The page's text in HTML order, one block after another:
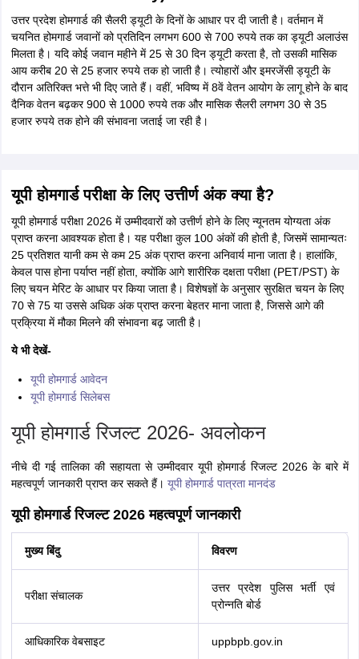
उत्तर प्रदेश होमगार्ड की सैलरी ड्यूटी के दिनों के आधार पर दी जाती है। वर्तमान में
चयनित होमगार्ड जवानों को प्रतिदिन लगभग 600 से 700 रुपये तक का ड्यूटी अलाउंस
मिलता है। यदि कोई जवान महीने में 25 से 30 दिन ड्यूटी करता है, तो उसकी मासिक
आय करीब 20 से 25 हजार रुपये तक हो जाती है। त्योहारों और इमरजेंसी ड्यूटी के
दौरान अतिरिक्त भत्ते भी दिए जाते हैं। वहीं, भविष्य में 8वें वेतन आयोग के लागू होने के बाद
दैनिक वेतन बढ़कर 900 से 1000 रुपये तक और मासिक सैलरी लगभग 30 से 35
हजार रुपये तक होने की संभावना जताई जा रही है।
यूपी होमगार्ड परीक्षा के लिए उत्तीर्ण अंक क्या है?
यूपी होमगार्ड परीक्षा 2026 में उम्मीदवारों को उत्तीर्ण होने के लिए न्यूनतम योग्यता अंक
प्राप्त करना आवश्यक होता है। यह परीक्षा कुल 100 अंकों की होती है, जिसमें सामान्यतः
25 प्रतिशत यानी कम से कम 25 अंक प्राप्त करना अनिवार्य माना जाता है। हालांकि,
केवल पास होना पर्याप्त नहीं होता, क्योंकि आगे शारीरिक दक्षता परीक्षा (PET/PST) के
लिए चयन मेरिट के आधार पर किया जाता है। विशेषज्ञों के अनुसार सुरक्षित चयन के लिए
70 से 75 या उससे अधिक अंक प्राप्त करना बेहतर माना जाता है, जिससे आगे की
प्रक्रिया में मौका मिलने की संभावना बढ़ जाती है।
ये भी देखें-
यूपी होमगार्ड आवेदन
यूपी होमगार्ड सिलेबस
यूपी होमगार्ड रिजल्ट 2026- अवलोकन
नीचे दी गई तालिका की सहायता से उम्मीदवार यूपी होमगार्ड रिजल्ट 2026 के बारे में
महत्वपूर्ण जानकारी प्राप्त कर सकते हैं। यूपी होमगार्ड पात्रता मानदंड
यूपी होमगार्ड रिजल्ट 2026 महत्वपूर्ण जानकारी
मुख्य बिंदु विवरण
परीक्षा संचालक
उत्तर प्रदेश पुलिस भर्ती एवं
प्रोन्नति बोर्ड
आधिकारिक वेबसाइट uppbpb.gov.in